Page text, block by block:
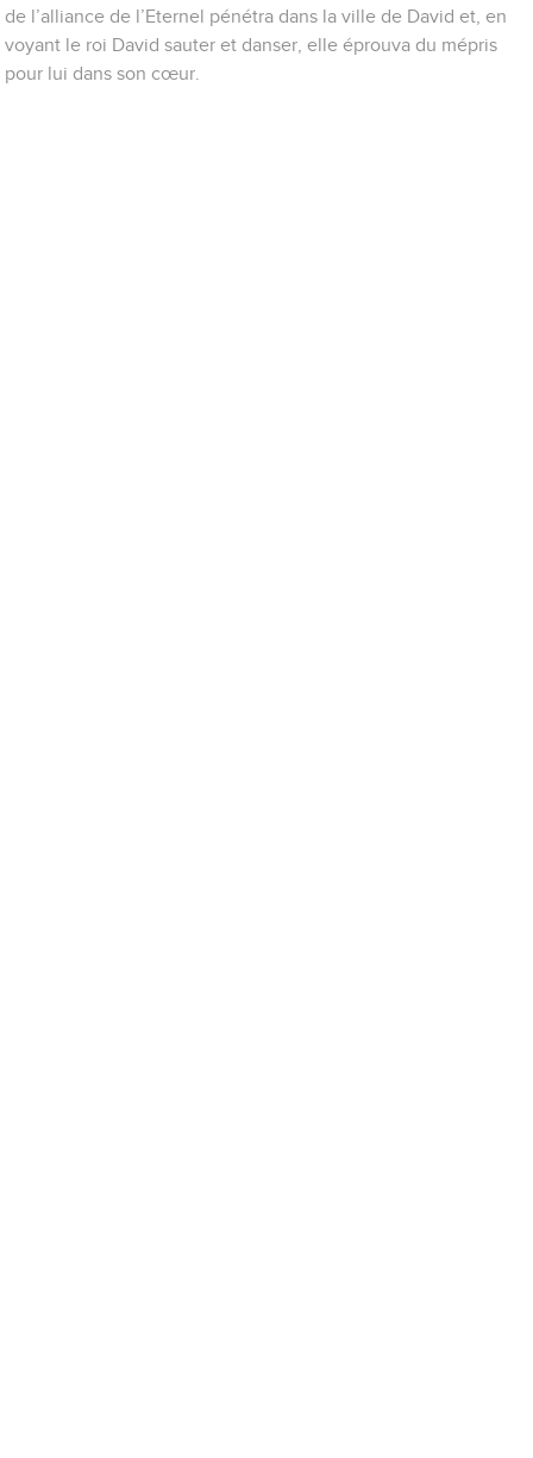
de l’alliance de l’Eternel pénétra dans la ville de David et, en
voyant le roi David sauter et danser, elle éprouva du mépris
pour lui dans son cœur.